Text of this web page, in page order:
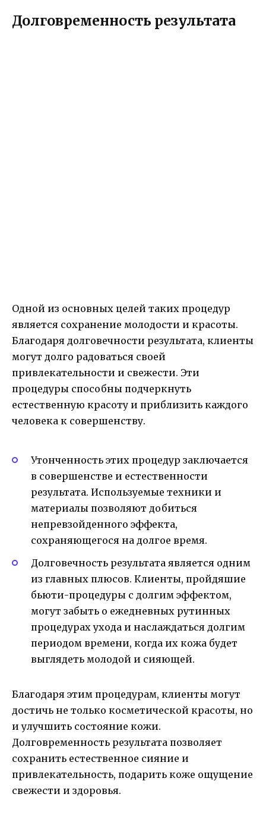
Долговременность результата
Одной из основных целей таких процедур
является сохранение молодости и красоты.
Благодаря долговечности результата, клиенты
могут долго радоваться своей
привлекательности и свежести. Эти
процедуры способны подчеркнуть
естественную красоту и приблизить каждого
человека к совершенству.
Утонченность этих процедур заключается
в совершенстве и естественности
результата. Используемые техники и
материалы позволяют добиться
непревзойденного эффекта,
сохраняющегося на долгое время.
Долговечность результата является одним
из главных плюсов. Клиенты, пройдяшие
бьюти-процедуры с долгим эффектом,
могут забыть о ежедневных рутинных
процедурах ухода и наслаждаться долгим
периодом времени, когда их кожа будет
выглядеть молодой и сияющей.
Благодаря этим процедурам, клиенты могут
достичь не только косметической красоты, но
и улучшить состояние кожи.
Долговременность результата позволяет
сохранить естественное сияние и
привлекательность, подарить коже ощущение
свежести и здоровья.